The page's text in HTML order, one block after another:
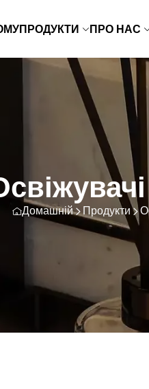
ПРОДУКТИ ПРО НАС
Домашній Продукти